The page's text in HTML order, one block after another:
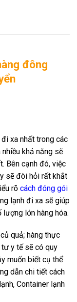
đông
xa nhất trong các
khả năng sẽ
Bên cạnh đó, việc
sẽ đòi hỏi rất khắt
rõ cách đóng gói
lạnh đi xa sẽ giúp
lớn hàng hóa.
quả; hàng thực
y tế sẽ có quy
muốn biết cụ thể
dẫn chi tiết cách
Container lạnh